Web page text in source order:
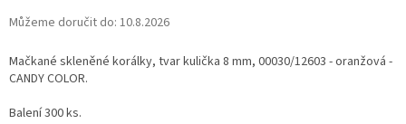
Můžeme doručit do: 10.8.2026
Mačkané skleněné korálky, tvar kulička 8 mm, 00030/12603 - oranžová -
CANDY COLOR.
Balení 300 ks.